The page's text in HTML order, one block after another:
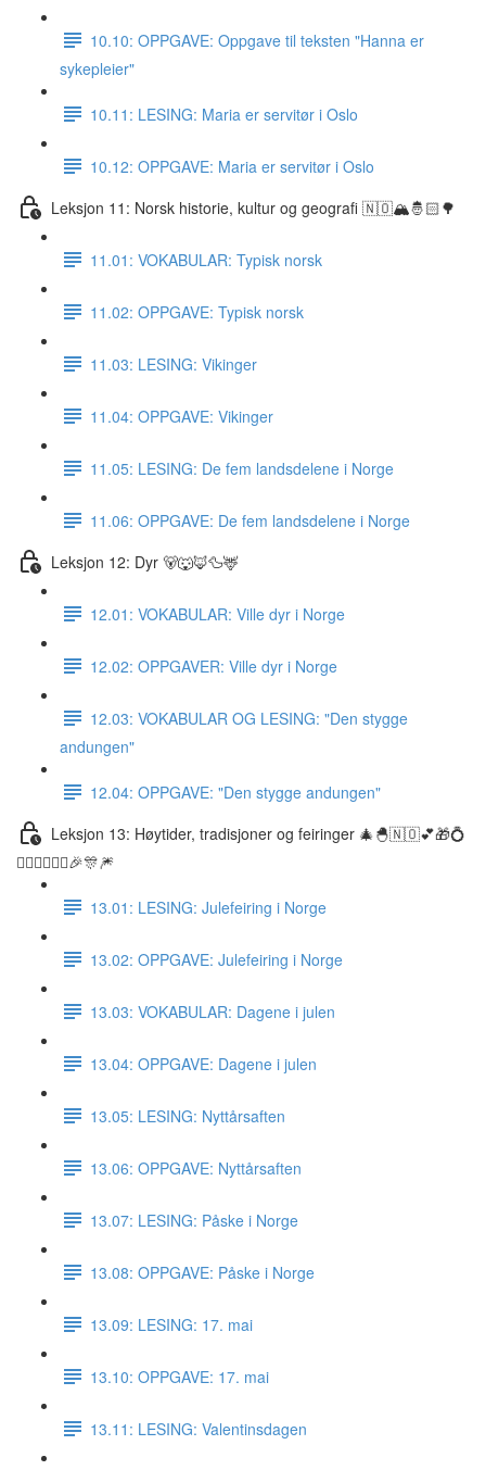
10.10: OPPGAVE: Oppgave til teksten "Hanna er
sykepleier"
10.11: LESING: Maria er servitør i Oslo
10.12: OPPGAVE: Maria er servitør i Oslo
Leksjon 11: Norsk historie, kultur og geografi 🇳🇴🏔🤴🏻🌳
11.01: VOKABULAR: Typisk norsk
11.02: OPPGAVE: Typisk norsk
11.03: LESING: Vikinger
11.04: OPPGAVE: Vikinger
11.05: LESING: De fem landsdelene i Norge
11.06: OPPGAVE: De fem landsdelene i Norge
Leksjon 12: Dyr 🐻🐺🦊🦆🦌
12.01: VOKABULAR: Ville dyr i Norge
12.02: OPPGAVER: Ville dyr i Norge
12.03: VOKABULAR OG LESING: "Den stygge
andungen"
12.04: OPPGAVE: "Den stygge andungen"
Leksjon 13: Høytider, tradisjoner og feiringer 🎄🐣🇳🇴💕🎁💍
👰🏼‍♀️🤵🏽‍♂️🎉🎊🎆
13.01: LESING: Julefeiring i Norge
13.02: OPPGAVE: Julefeiring i Norge
13.03: VOKABULAR: Dagene i julen
13.04: OPPGAVE: Dagene i julen
13.05: LESING: Nyttårsaften
13.06: OPPGAVE: Nyttårsaften
13.07: LESING: Påske i Norge
13.08: OPPGAVE: Påske i Norge
13.09: LESING: 17. mai
13.10: OPPGAVE: 17. mai
13.11: LESING: Valentinsdagen